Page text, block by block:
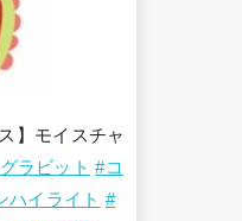
】モイスチャ
ラビット #コ
ハイライト #